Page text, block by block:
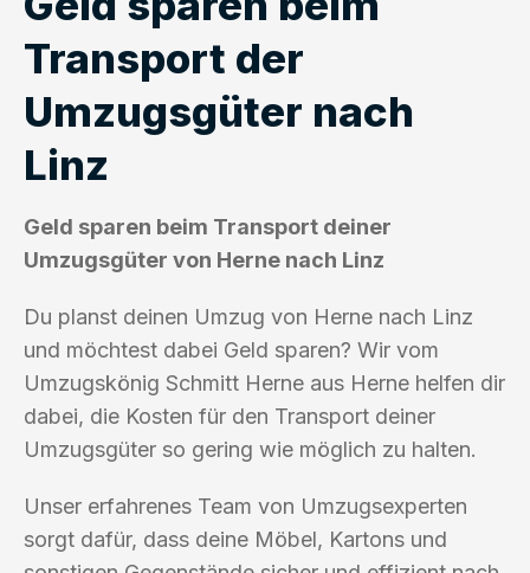
Transport der
Umzugsgüter nach
Linz
Geld sparen beim Transport deiner
Umzugsgüter von Herne nach Linz
Du planst deinen Umzug von Herne nach Linz
und möchtest dabei Geld sparen? Wir vom
Umzugskönig Schmitt Herne aus Herne helfen dir
dabei, die Kosten für den Transport deiner
Umzugsgüter so gering wie möglich zu halten.
Unser erfahrenes Team von Umzugsexperten
sorgt dafür, dass deine Möbel, Kartons und